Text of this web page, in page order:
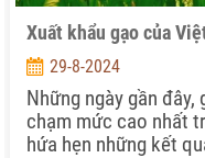
Xuất khẩu gạo của
29-8-2024
Những ngày gần
chạm mức cao nhất
hứa hẹn những kết